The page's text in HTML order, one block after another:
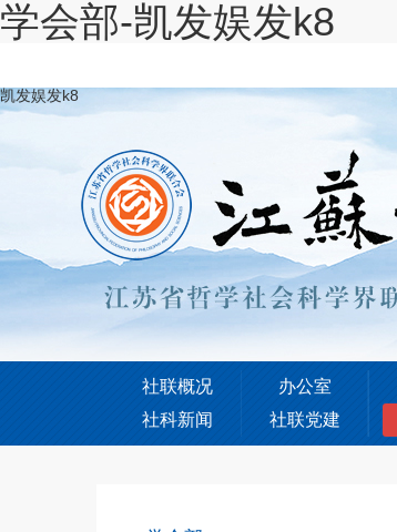
学会部-凯发娱发k8
凯发娱发k8
社联概况 办公室
社科新闻
社联党建